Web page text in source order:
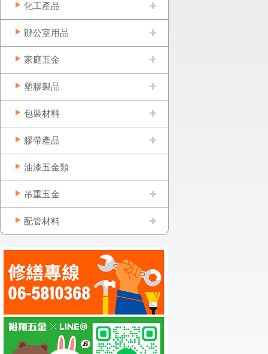
化工產品
辦公室用品
家庭五金
塑膠製品
包裝材料
膠帶產品
油漆五金類
吊重五金
配管材料